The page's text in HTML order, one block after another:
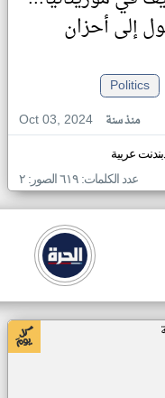
إلى أحزان
Politics
Oct 03, 2024
منذ سنة
عربية
عدد الكلمات: ٦١٩ الصور: ٢